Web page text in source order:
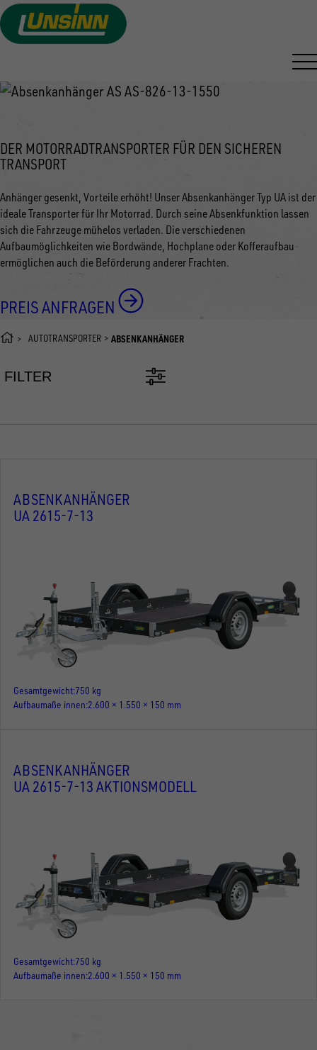
Direkt
zum
ABSENKANHÄNGER
DER MOTORRADTRANSPORTER FÜR DEN SICHEREN
TRANSPORT
Anhänger gesenkt, Vorteile erhöht! Unser Absenkanhänger Typ UA ist der
ideale Transporter für Ihr Motorrad. Durch seine Absenkfunktion lassen
sich die Fahrzeuge mühelos verladen. Die verschiedenen
Aufbaumöglichkeiten wie Bordwände, Hochplane oder Kofferaufbau
ermöglichen auch die Beförderung anderer Frachten.
PREIS ANFRAGEN
AUTOTRANSPORTER ABSENKANHÄNGER
FILTER
ABSENKANHÄNGER
UA 2615-7-13
Gesamtgewicht 750 kg
Aufbaumaße innen 2.600 × 1.550 × 150 mm
ABSENKANHÄNGER
UA 2615-7-13 AKTIONSMODELL
Gesamtgewicht 750 kg
Aufbaumaße innen 2.600 × 1.550 × 150 mm